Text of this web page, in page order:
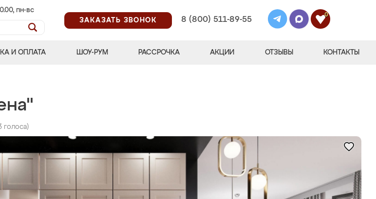
пн-вс
ЗАКАЗАТЬ ЗВОНОК
8 (800) 511-89-55
0
И ОПЛАТА ШОУ-РУМ РАССРОЧКА АКЦИИ ОТЗЫВЫ КОНТАКТЫ
голоса)